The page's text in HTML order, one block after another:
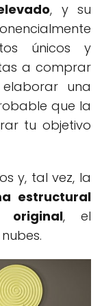
, y su
únicos y
a comprar
una
que la
tu objetivo
y, tal vez, la
estructural
, el